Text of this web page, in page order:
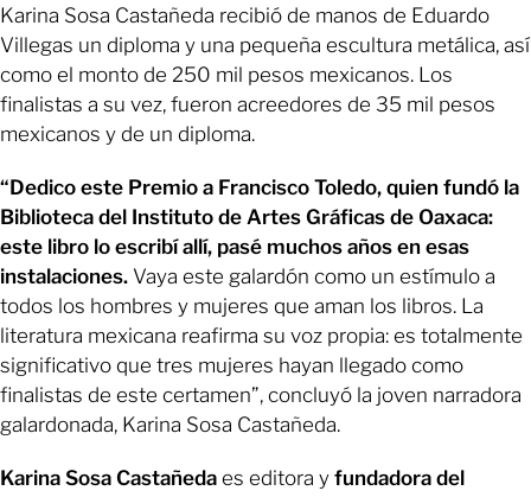
Karina Sosa Castañeda recibió de manos de Eduardo
Villegas un diploma y una pequeña escultura metálica, así
como el monto de 250 mil pesos mexicanos. Los
finalistas a su vez, fueron acreedores de 35 mil pesos
mexicanos y de un diploma.
“Dedico este Premio a Francisco Toledo, quien fundó la
Biblioteca del Instituto de Artes Gráficas de Oaxaca:
este libro lo escribí allí, pasé muchos años en esas
instalaciones. Vaya este galardón como un estímulo a
todos los hombres y mujeres que aman los libros. La
literatura mexicana reafirma su voz propia: es totalmente
significativo que tres mujeres hayan llegado como
finalistas de este certamen”, concluyó la joven narradora
galardonada, Karina Sosa Castañeda.
Karina Sosa Castañeda es editora y fundadora del